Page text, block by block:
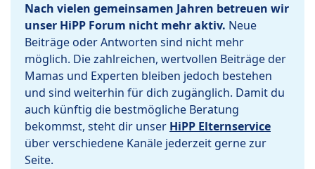
Nach vielen gemeinsamen Jahren betreuen wir
unser HiPP Forum nicht mehr aktiv. Neue
Beiträge oder Antworten sind nicht mehr
möglich. Die zahlreichen, wertvollen Beiträge der
Mamas und Experten bleiben jedoch bestehen
und sind weiterhin für dich zugänglich. Damit du
auch künftig die bestmögliche Beratung
bekommst, steht dir unser HiPP Elternservice
über verschiedene Kanäle jederzeit gerne zur
Seite.